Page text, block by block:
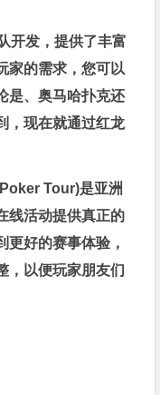
开发，提供了丰富
家的需求，您可以
是、奥马哈扑克还
，现在就通过红龙
Tour)是亚洲
线活动提供真正的
更好的赛事体验，
，以便玩家朋友们